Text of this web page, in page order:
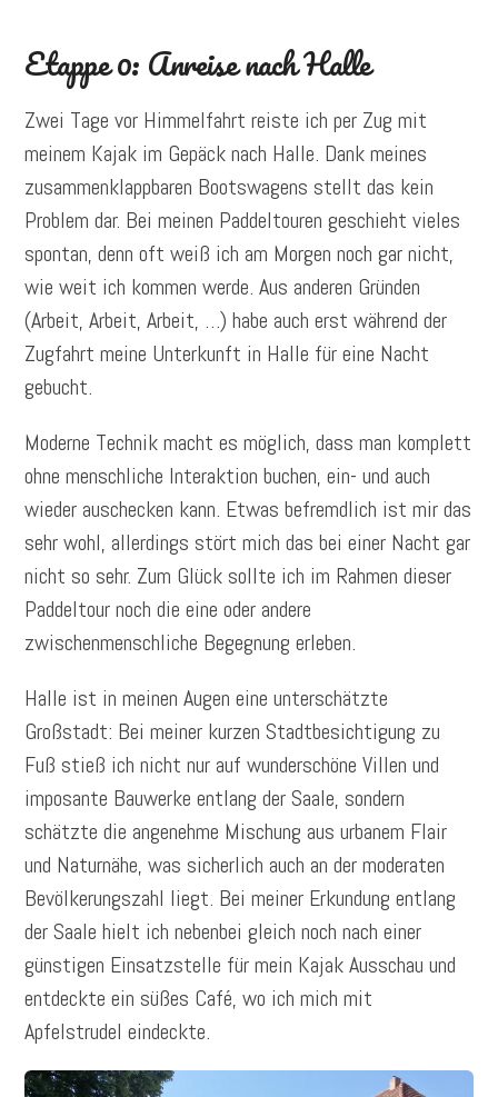
Etappe 0: Anreise nach Halle
Zwei Tage vor Himmelfahrt reiste ich per Zug mit
meinem Kajak im Gepäck nach Halle. Dank meines
zusammenklappbaren Bootswagens stellt das kein
Problem dar. Bei meinen Paddeltouren geschieht vieles
spontan, denn oft weiß ich am Morgen noch gar nicht,
wie weit ich kommen werde. Aus anderen Gründen
(Arbeit, Arbeit, Arbeit, …) habe auch erst während der
Zugfahrt meine Unterkunft in Halle für eine Nacht
gebucht.
Moderne Technik macht es möglich, dass man komplett
ohne menschliche Interaktion buchen, ein- und auch
wieder auschecken kann. Etwas befremdlich ist mir das
sehr wohl, allerdings stört mich das bei einer Nacht gar
nicht so sehr. Zum Glück sollte ich im Rahmen dieser
Paddeltour noch die eine oder andere
zwischenmenschliche Begegnung erleben.
Halle ist in meinen Augen eine unterschätzte
Großstadt: Bei meiner kurzen Stadtbesichtigung zu
Fuß stieß ich nicht nur auf wunderschöne Villen und
imposante Bauwerke entlang der Saale, sondern
schätzte die angenehme Mischung aus urbanem Flair
und Naturnähe, was sicherlich auch an der moderaten
Bevölkerungszahl liegt. Bei meiner Erkundung entlang
der Saale hielt ich nebenbei gleich noch nach einer
günstigen Einsatzstelle für mein Kajak Ausschau und
entdeckte ein süßes Café, wo ich mich mit
Apfelstrudel eindeckte.